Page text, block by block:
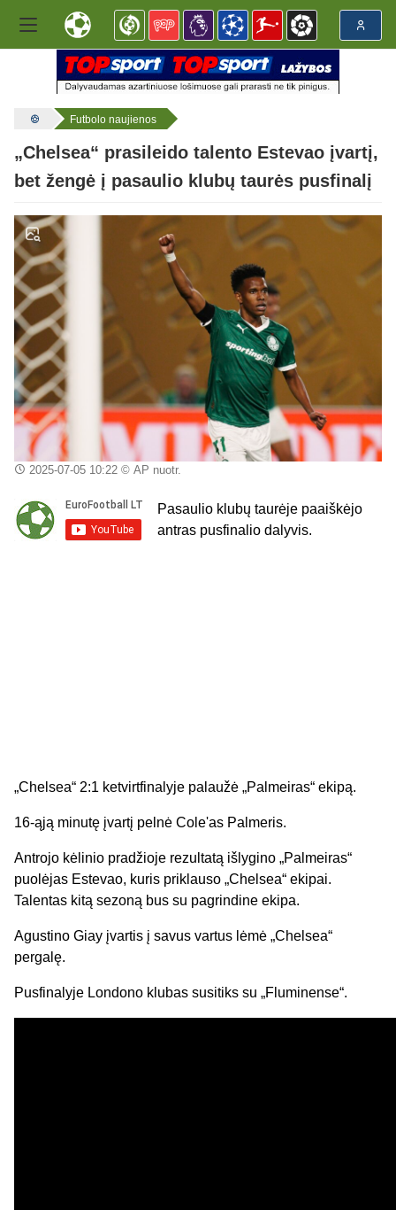
Futbolo naujienos
„Chelsea“ prasileido talento Estevao įvartį,
bet žengė į pasaulio klubų taurės pusfinalį
2025-07-05 10:22© AP nuotr.
Pasaulio klubų taurėje paaiškėjo
antras pusfinalio dalyvis.
„Chelsea“ 2:1 ketvirtfinalyje palaužė „Palmeiras“ ekipą.
16-ąją minutę įvartį pelnė Cole'as Palmeris.
Antrojo kėlinio pradžioje rezultatą išlygino „Palmeiras“
puolėjas Estevao, kuris priklauso „Chelsea“ ekipai.
Talentas kitą sezoną bus su pagrindine ekipa.
Agustino Giay įvartis į savus vartus lėmė „Chelsea“
pergalę.
Pusfinalyje Londono klubas susitiks su „Fluminense“.